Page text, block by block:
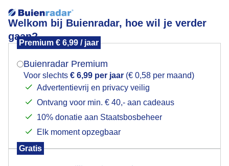
Welkom bij Buienradar, hoe wil je verder
gaan?
Premium € 6,99 / jaar
Buienradar Premium
Voor slechts € 6,99 per jaar (€ 0,58 per maand)
Advertentievrij en privacy veilig
Ontvang voor min. € 40,- aan cadeaus
10% donatie aan Staatsbosbeheer
Elk moment opzegbaar
Gratis
Herfst!
Mogen we je locatie gebruiken voor het
Indien je hier nog geen akkoord op hebt gegeven,
verschijnt er zo een pop-up uit je browser waarin
Is goed, toon de popup